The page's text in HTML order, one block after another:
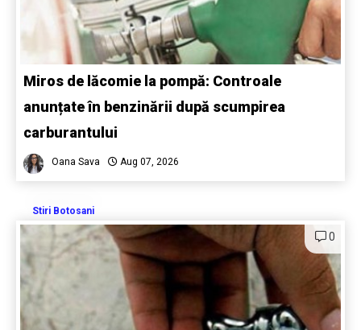
Miros de lăcomie la pompă: Controale
anunțate în benzinării după scumpirea
carburantului
Oana Sava Aug 07, 2026
Stiri Botosani
0